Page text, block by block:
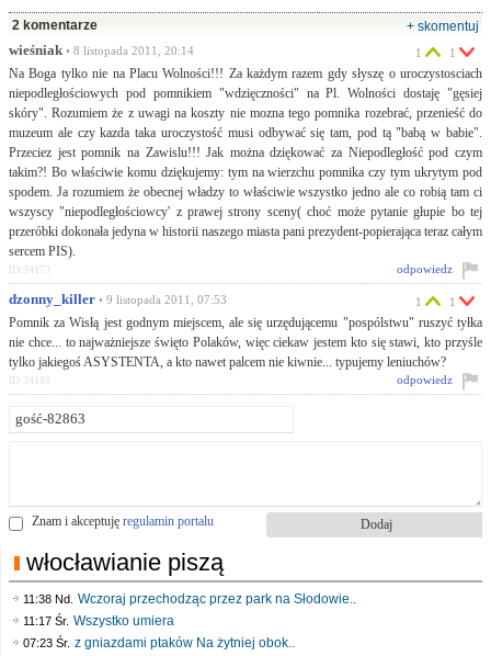
edukacja
2 komentarze
+ skomentuj
wieśniak • 8 listopada 2011, 20:14
Na Boga tylko nie na Placu Wolności!!! Za każdym razem gdy słyszę o uroczystosciach
niepodległościowych pod pomnikiem "wdzięczności" na Pl. Wolności dostaję "gęsiej
skóry". Rozumiem że z uwagi na koszty nie mozna tego pomnika rozebrać, przenieść do
muzeum ale czy kazda taka uroczystość musi odbywać się tam, pod tą "babą w babie".
Przeciez jest pomnik na Zawislu!!! Jak można dziękować za Niepodległość pod czym
takim?! Bo właściwie komu dziękujemy: tym na wierzchu pomnika czy tym ukrytym pod
spodem. Ja rozumiem że obecnej władzy to właściwie wszystko jedno ale co robią tam ci
wszyscy "niepodległościowcy' z prawej strony sceny( choć może pytanie głupie bo tej
przeróbki dokonała jedyna w historii naszego miasta pani prezydent-popierająca teraz całym
sercem PIS).
1 1
odpowiedz
ID:34173
dzonny_killer • 9 listopada 2011, 07:53
Pomnik za Wisłą jest godnym miejscem, ale się urzędującemu "pospólstwu" ruszyć tyłka
nie chce... to najważniejsze święto Polaków, więc ciekaw jestem kto się stawi, kto przyśle
tylko jakiegoś ASYSTENTA, a kto nawet palcem nie kiwnie... typujemy leniuchów?
1 1
odpowiedz
ID:34185
Znam i akceptuję regulamin portalu
włocławianie piszą
11:38 Nd. Wczoraj przechodząc przez park na Słodowie..
11:17 Śr. Wszystko umiera
07:23 Śr. z gniazdami ptaków Na żytniej obok..